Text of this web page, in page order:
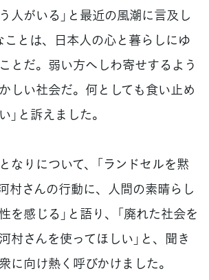
人がいる」と最近の風潮に言及し
ことは、日本人の心と暮らしにゆ
とだ。弱い方へしわ寄せするよう
しい社会だ。何としても食い止め
と訴えました。
なりについて、「ランドセルを黙
村さんの行動に、人間の素晴らし
を感じる」と語り、「廃れた社会を
村さんを使ってほしい」と、聞き
に向け熱く呼びかけました。